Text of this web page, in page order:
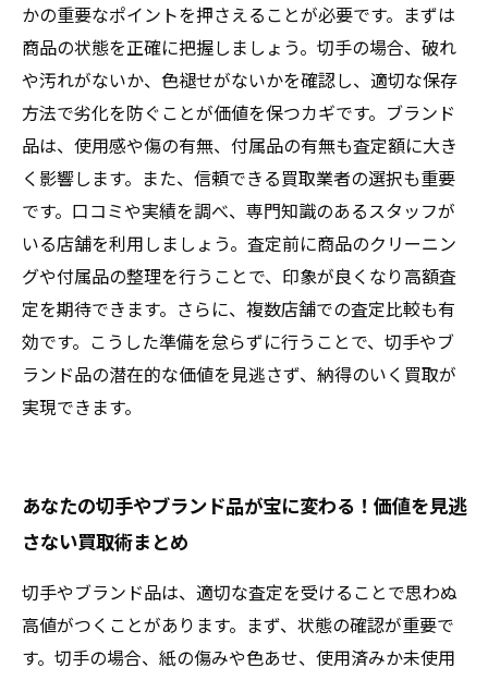
かの重要なポイントを押さえることが必要です。まずは
商品の状態を正確に把握しましょう。切手の場合、破れ
や汚れがないか、色褪せがないかを確認し、適切な保存
方法で劣化を防ぐことが価値を保つカギです。ブランド
品は、使用感や傷の有無、付属品の有無も査定額に大き
く影響します。また、信頼できる買取業者の選択も重要
です。口コミや実績を調べ、専門知識のあるスタッフが
いる店舗を利用しましょう。査定前に商品のクリーニン
グや付属品の整理を行うことで、印象が良くなり高額査
定を期待できます。さらに、複数店舗での査定比較も有
効です。こうした準備を怠らずに行うことで、切手やブ
ランド品の潜在的な価値を見逃さず、納得のいく買取が
実現できます。
あなたの切手やブランド品が宝に変わる！価値を見逃
さない買取術まとめ
切手やブランド品は、適切な査定を受けることで思わぬ
高値がつくことがあります。まず、状態の確認が重要で
す。切手の場合、紙の傷みや色あせ、使用済みか未使用